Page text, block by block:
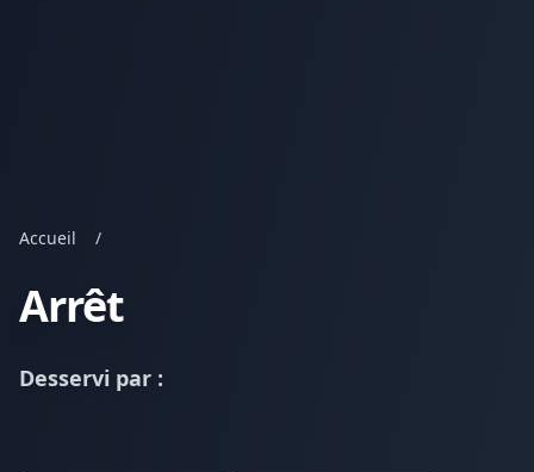
Accueil /
Arrêt
Desservi par :